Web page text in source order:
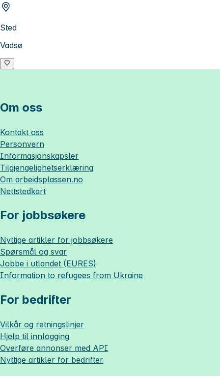
Sted
Vadsø
Om oss
Kontakt oss
Personvern
Informasjonskapsler
Tilgjengelighetserklæring
Om arbeidsplassen.no
Nettstedkart
For jobbsøkere
Nyttige artikler for jobbsøkere
Spørsmål og svar
Jobbe i utlandet (EURES)
Information to refugees from Ukraine
For bedrifter
Vilkår og retningslinjer
Hjelp til innlogging
Overføre annonser med API
Nyttige artikler for bedrifter